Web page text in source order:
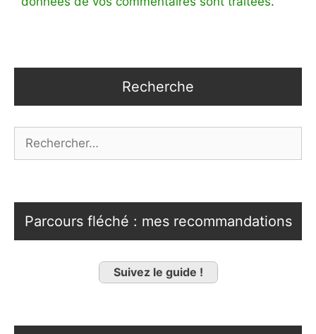
Recherche
Parcours fléché : mes recommandations
Suivez le guide !